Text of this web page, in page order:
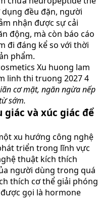
đều đặn, người
nhận được sự cải
động, mà còn báo cáo
đi đáng kể so với thời
phẩm.
cơ mặt, ngăn ngừa nếp
sớm.
và xúc giác để
xu hướng công nghệ
triển trong lĩnh vực
thuật kích thích
người dùng trong quá
thích cơ thể giải phóng
gọi là hormone